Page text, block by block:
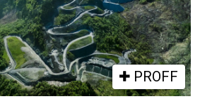
PROFF